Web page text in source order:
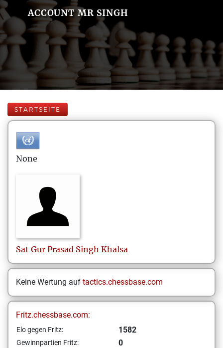
ACCOUNT MR SINGH
STARTSEITE
None
Sat Gur Prasad Singh Khalsa
Keine Wertung auf tactics.chessbase.com
Fritz.chessbase.com:
Elo gegen Fritz: 1582
Gewinnpartien Fritz: 0